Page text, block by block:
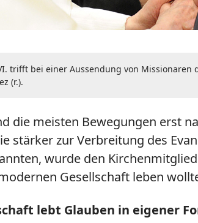
trifft bei einer Aussendung von Missionaren
(r.).
die meisten Bewegungen erst
stärker zur Verbreitung des
wurde den
Gesellschaft leben
lebt Glauben in eigener